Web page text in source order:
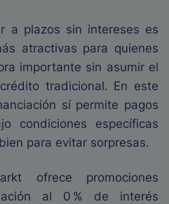
a plazos sin intereses es
atractivas para quienes
importante sin asumir el
tradicional. En este
sí permite pagos
condiciones específicas
para evitar sorpresas.
ofrece promociones
al 0 % de interés